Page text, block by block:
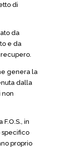
di
da
e da
genera la
dalla
non
in
specifico
proprio